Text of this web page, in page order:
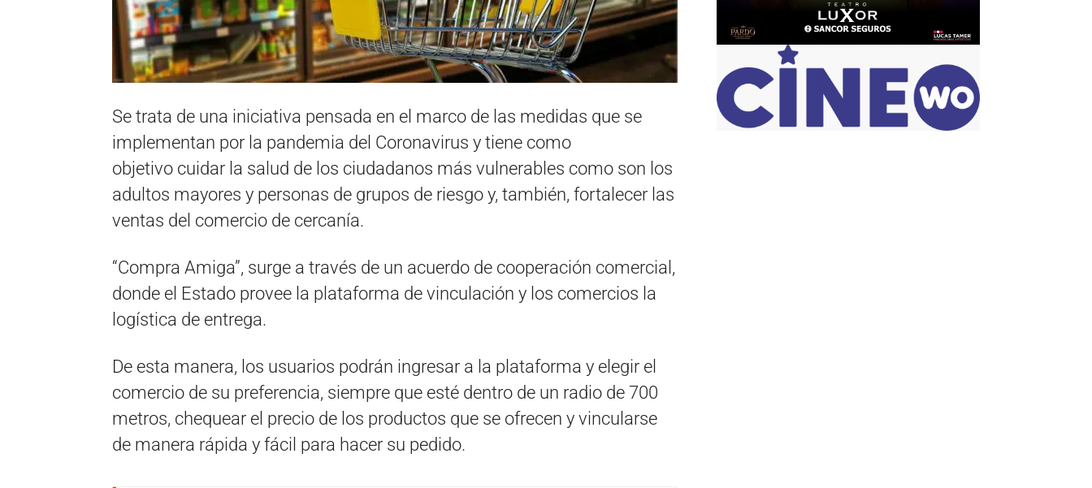
Se trata de una iniciativa pensada en el marco de las medidas que se
implementan por la pandemia del Coronavirus y tiene como
objetivo cuidar la salud de los ciudadanos más vulnerables como son los
adultos mayores y personas de grupos de riesgo y, también, fortalecer las
ventas del comercio de cercanía.
“Compra Amiga”, surge a través de un acuerdo de cooperación comercial,
donde el Estado provee la plataforma de vinculación y los comercios la
logística de entrega.
De esta manera, los usuarios podrán ingresar a la plataforma y elegir el
comercio de su preferencia, siempre que esté dentro de un radio de 700
metros, chequear el precio de los productos que se ofrecen y vincularse
de manera rápida y fácil para hacer su pedido.